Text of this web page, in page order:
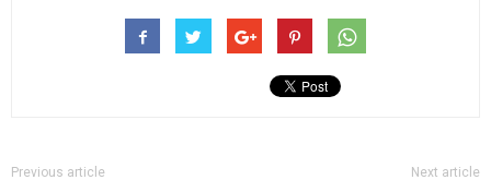
Previous article Next article